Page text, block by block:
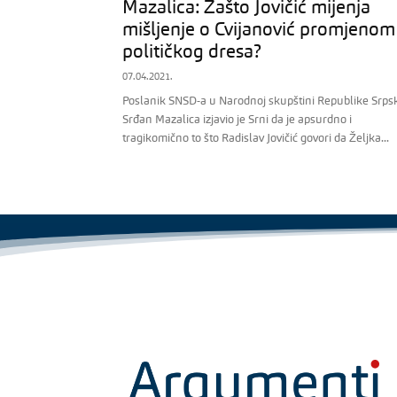
Mazalica: Zašto Jovičić mijenja
mišljenje o Cvijanović promjenom
političkog dresa?
07.04.2021.
Poslanik SNSD-a u Narodnoj skupštini Republike
Srđan Mazalica izjavio je Srni da je apsurdno i
tragikomično to što Radislav Jovičić govori da Željka...